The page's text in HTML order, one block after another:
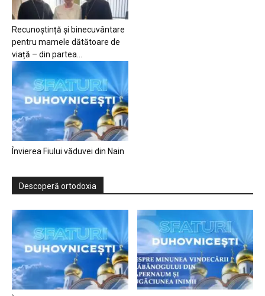
Recunoștință și binecuvântare
pentru mamele dătătoare de
viață – din partea...
Învierea Fiului văduvei din Nain
Descoperă ortodoxia